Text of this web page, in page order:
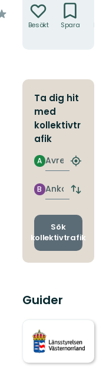
Besökt Spara
Ta dig hit
med
kollektivtr
afik
Avresa
A
Hitta
Ankomst
B
Byt
och
Sök
kollektivtrafik
Guider